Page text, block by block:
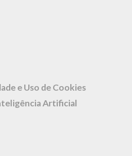
e Uso de Cookies
Artificial